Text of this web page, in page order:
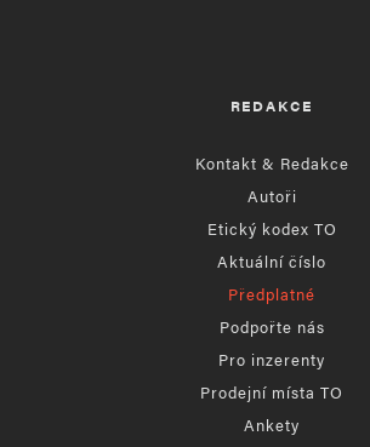
REDAKCE
Kontakt & Redakce
Autoři
Etický kodex TO
Aktuální číslo
Předplatné
Podpořte nás
Pro inzerenty
Prodejní místa TO
Ankety